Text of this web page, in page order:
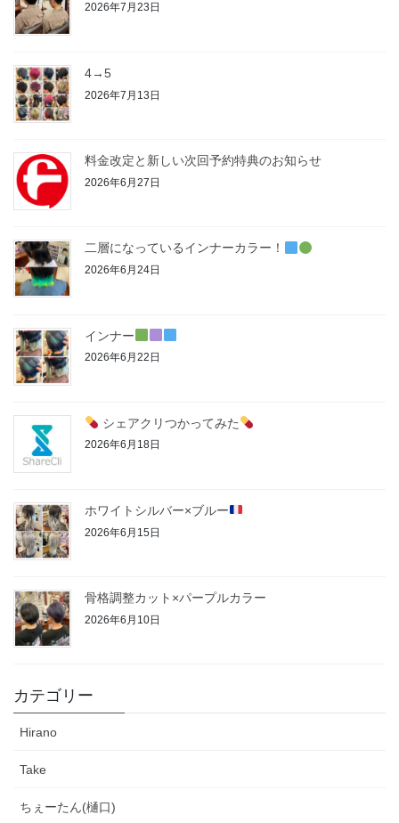
2026年7月23日
4→5
2026年7月13日
料金改定と新しい次回予約特典のお知らせ
2026年6月27日
二層になっているインナーカラー！
2026年6月24日
インナー
2026年6月22日
シェアクリつかってみた
2026年6月18日
ホワイトシルバー×ブルー
2026年6月15日
骨格調整カット×パープルカラー
2026年6月10日
カテゴリー
Hirano
Take
ちぇーたん(樋口)